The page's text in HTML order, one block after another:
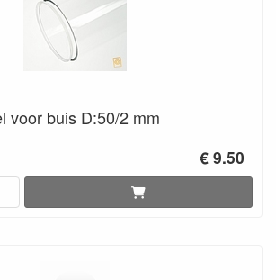
voor buis D:50/2 mm
€ 9.50